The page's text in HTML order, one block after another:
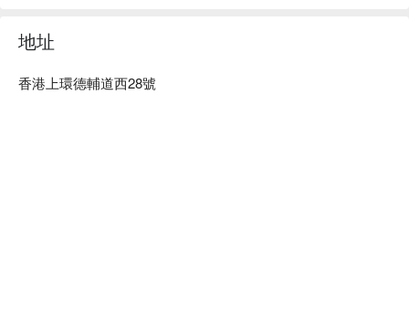
地址
香港上環德輔道西28號